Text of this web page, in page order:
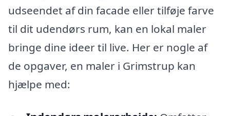
udseendet af din facade eller tilføje farve
til dit udendørs rum, kan en lokal maler
bringe dine ideer til live. Her er nogle af
de opgaver, en maler i Grimstrup kan
hjælpe med: